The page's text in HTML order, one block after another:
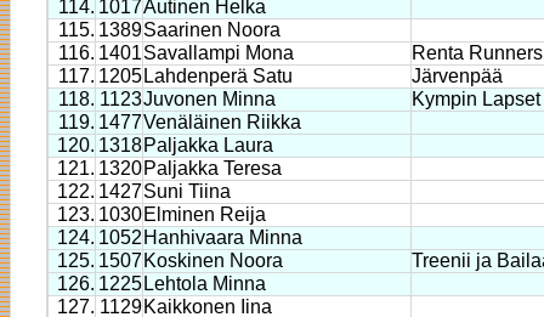
114. 1017Autinen Helka
115. 1389Saarinen Noora
116. 1401Savallampi Mona
Renta Runners
117. 1205 Lahdenperä Satu
Järvenpää
118. 1123Juvonen Minna
Kympin Lapset
119. 1477Venäläinen Riikka
120. 1318Paljakka Laura
121. 1320Paljakka Teresa
122. 1427Suni Tiina
123. 1030Elminen Reija
124. 1052 Hanhivaara Minna
125. 1507Koskinen Noora
Treenii ja
126. 1225 Lehtola Minna
127. 1129Kaikkonen Iina